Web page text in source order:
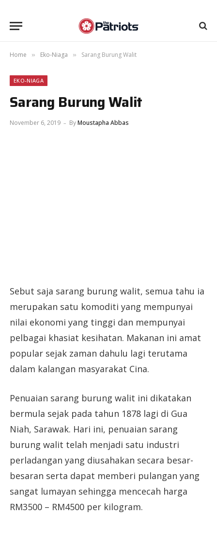
Home » Eko-Niaga » Sarang Burung Walit
EKO-NIAGA
Sarang Burung Walit
November 6, 2019 ByMoustapha Abbas
Sebut saja sarang burung walit, semua tahu ia
merupakan satu komoditi yang mempunyai
nilai ekonomi yang tinggi dan mempunyai
pelbagai khasiat kesihatan. Makanan ini amat
popular sejak zaman dahulu lagi terutama
dalam kalangan masyarakat Cina.
Penuaian sarang burung walit ini dikatakan
bermula sejak pada tahun 1878 lagi di Gua
Niah, Sarawak. Hari ini, penuaian sarang
burung walit telah menjadi satu industri
perladangan yang diusahakan secara besar-
besaran serta dapat memberi pulangan yang
sangat lumayan sehingga mencecah harga
RM3500 – RM4500 per kilogram.